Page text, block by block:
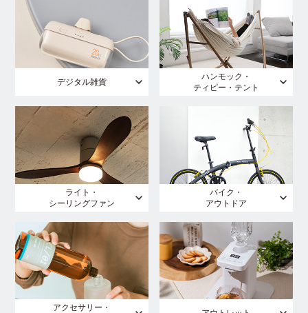
デジタル雑貨
ハンモック・
ティピー・テント
ライト・
シーリングファン
バイク・
アウトドア
アクセサリー・